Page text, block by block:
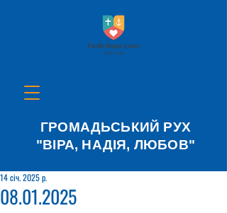
ГРОМАДЬСЬКИЙ РУХ
"ВІРА, НАДІЯ, ЛЮБОВ"
08.01.2025
14 січ. 2025 р.